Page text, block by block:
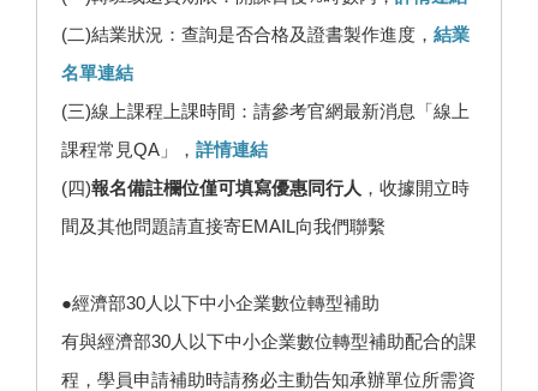
(二)結業狀況：查詢是否合格及證書製作進度， 結業
名單連結
(三)線上課程上課時間：請參考官網最新消息「線上
課程常見QA」， 詳情連結
(四)報名備註欄位僅可填寫優惠同行人 ，收據開立時
間及其他問題請直接寄EMAIL向我們聯繫
●經濟部30人以下中小企業數位轉型補助
有與經濟部30人以下中小企業數位轉型補助配合的課
程，學員申請補助時請務必主動告知承辦單位所需資